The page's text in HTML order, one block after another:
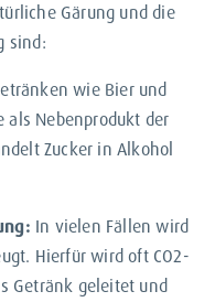
Gärung und die
sind:
wie Bier und
als Nebenprodukt der
Zucker in Alkohol
In vielen Fällen wird
Hierfür wird oft CO2-
Getränk geleitet und